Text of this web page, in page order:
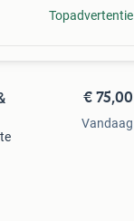
Topadvertentie
€ 75,00
Vandaag